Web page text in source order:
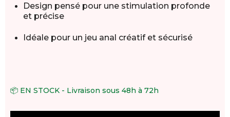
Design pensé pour une stimulation profonde
et précise
Idéale pour un jeu anal créatif et sécurisé
📦 EN STOCK - Livraison sous 48h à 72h